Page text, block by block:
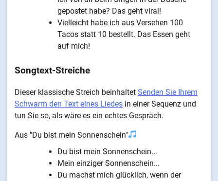
gepostet habe? Das geht viral!
Vielleicht habe ich aus Versehen 100
Tacos statt 10 bestellt. Das Essen geht
auf mich!
Songtext-Streiche
Dieser klassische Streich beinhaltet Senden Sie Ihrem
Schwarm den Text eines Liedes in einer Sequenz und
tun Sie so, als wäre es ein echtes Gespräch.
Aus "Du bist mein Sonnenschein"
Du bist mein Sonnenschein...
Mein einziger Sonnenschein...
Du machst mich glücklich, wenn der